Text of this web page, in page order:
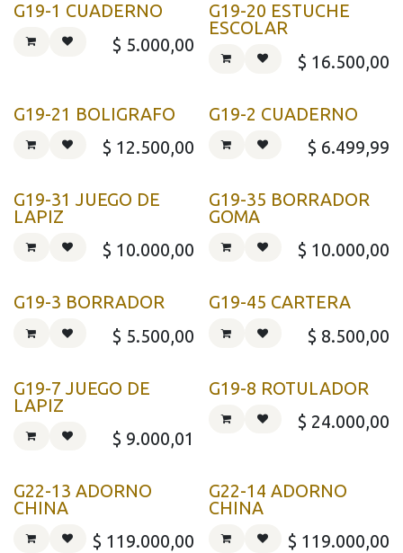
G19-1 CUADERNO
$ 5.000,00
G19-20 ESTUCHE
ESCOLAR
$ 16.500,00
G19-21 BOLIGRAFO
$ 12.500,00
G19-2 CUADERNO
$ 6.499,99
G19-31 JUEGO DE
LAPIZ
$ 10.000,00
G19-35 BORRADOR
GOMA
$ 10.000,00
G19-3 BORRADOR
$ 5.500,00
G19-45 CARTERA
$ 8.500,00
G19-7 JUEGO DE
LAPIZ
$ 9.000,01
G19-8 ROTULADOR
$ 24.000,00
G22-13 ADORNO
CHINA
$ 119.000,00
G22-14 ADORNO
CHINA
$ 119.000,00